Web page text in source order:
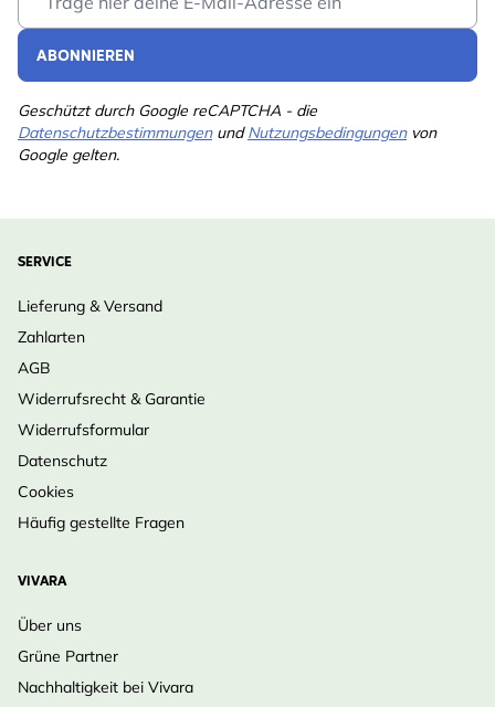
Hauptzutaten
Pflanzenöl, Mehl,
Erdnüsse
Analytische
Bestandteile
Rohprotein 10.4%,
Rohfett 49.6%, Rohfaser
1.5%, Rohasche 1.1%
Profitierende
Gartentiere
ABONNIEREN
Geschützt durch Google reCAPTCHA - die
DatenschutzbestimmungenundNutzungsbedingungenvon
Google gelten.
SERVICE
Lieferung & Versand
Zahlarten
AGB
Widerrufsrecht & Garantie
Widerrufsformular
Datenschutz
Cookies
Häufig gestellte Fragen
VIVARA
Über uns
Grüne Partner
Nachhaltigkeit bei Vivara